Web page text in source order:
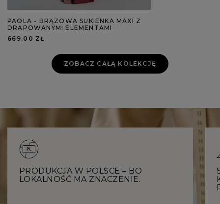
PAOLA - BRĄZOWA SUKIENKA MAXI Z
DRAPOWANYMI ELEMENTAMI
669,00 ZŁ
ZOBACZ CAŁĄ KOLEKCJĘ
PRODUKCJA W POLSCE – BO
LOKALNOŚĆ MA ZNACZENIE.